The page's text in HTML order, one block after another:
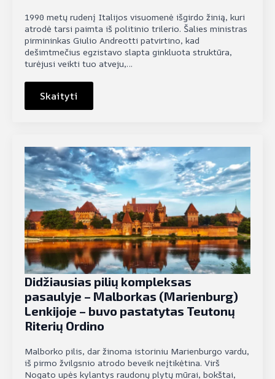
1990 metų rudenį Italijos visuomenė išgirdo žinią, kuri
atrodė tarsi paimta iš politinio trilerio. Šalies ministras
pirmininkas Giulio Andreotti patvirtino, kad
dešimtmečius egzistavo slapta ginkluota struktūra,
turėjusi veikti tuo atveju,…
Skaityti
Didžiausias pilių kompleksas
pasaulyje – Malborkas (Marienburg)
Lenkijoje – buvo pastatytas Teutonų
Riterių Ordino
Malborko pilis, dar žinoma istoriniu Marienburgo vardu,
iš pirmo žvilgsnio atrodo beveik neįtikėtina. Virš
Nogato upės kylantys raudonų plytų mūrai, bokštai,